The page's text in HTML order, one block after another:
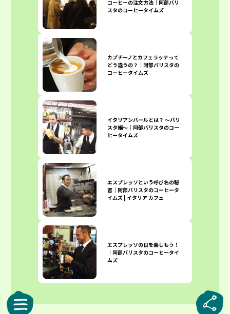
コーヒーの注文方法｜阿部バリ
スタのコーヒータイムズ
カプチーノとカフェラッテって
どう違うの？｜阿部バリスタの
コーヒータイムズ
イタリアンバールとは？ 〜バリ
スタ編〜｜阿部バリスタのコー
ヒータイムズ
エスプレッソという呼び名の秘
密｜阿部バリスタのコーヒータ
イムズ | イタリア カフェ
エスプレッソの日を楽しもう！
｜阿部バリスタのコーヒータイ
ムズ